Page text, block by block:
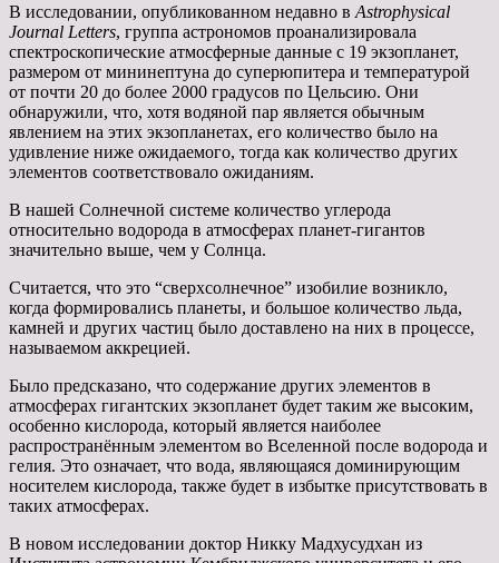
В исследовании, опубликованном недавно в Astrophysical
Journal Letters, группа астрономов проанализировала
спектроскопические атмосферные данные с 19 экзопланет,
размером от мининептуна до суперюпитера и температурой
от почти 20 до более 2000 градусов по Цельсию. Они
обнаружили, что, хотя водяной пар является обычным
явлением на этих экзопланетах, его количество было на
удивление ниже ожидаемого, тогда как количество других
элементов соответствовало ожиданиям.
В нашей Солнечной системе количество углерода
относительно водорода в атмосферах планет-гигантов
значительно выше, чем у Солнца.
Считается, что это “сверхсолнечное” изобилие возникло,
когда формировались планеты, и большое количество льда,
камней и других частиц было доставлено на них в процессе,
называемом аккрецией.
Было предсказано, что содержание других элементов в
атмосферах гигантских экзопланет будет таким же высоким,
особенно кислорода, который является наиболее
распространённым элементом во Вселенной после водорода и
гелия. Это означает, что вода, являющаяся доминирующим
носителем кислорода, также будет в избытке присутствовать в
таких атмосферах.
В новом исследовании доктор Никку Мадхусудхан из